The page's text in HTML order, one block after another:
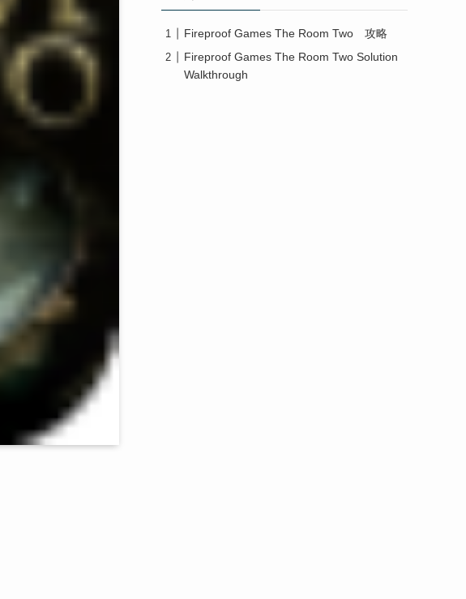
Fireproof Games The Room Two 攻略
Fireproof Games The Room Two Solution
Walkthrough